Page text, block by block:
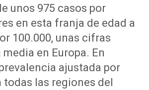
unos 975 casos por
en esta franja de edad a
100.000, unas cifras
en Europa. En
ajustada por
todas las regiones del